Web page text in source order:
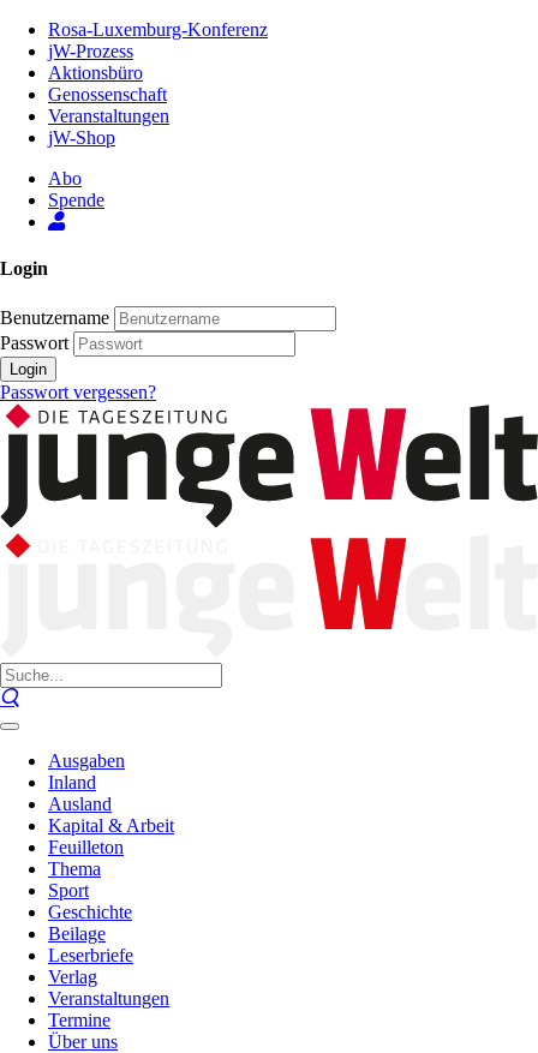
Inhalt
Seite
Rosa-Luxemburg-Konferenz
jW-Prozess
Aktionsbüro
Genossenschaft
Veranstaltungen
jW-Shop
Abo
Spende
Login
Benutzername
Passwort
Login
Passwort vergessen?
Ausgaben
Inland
Ausland
Kapital & Arbeit
Feuilleton
Thema
Sport
Geschichte
Beilage
Leserbriefe
Verlag
Veranstaltungen
Termine
Über uns